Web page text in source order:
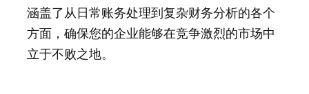
涵盖了从日常账务处理到复杂财务分析的各个
方面，确保您的企业能够在竞争激烈的市场中
立于不败之地。